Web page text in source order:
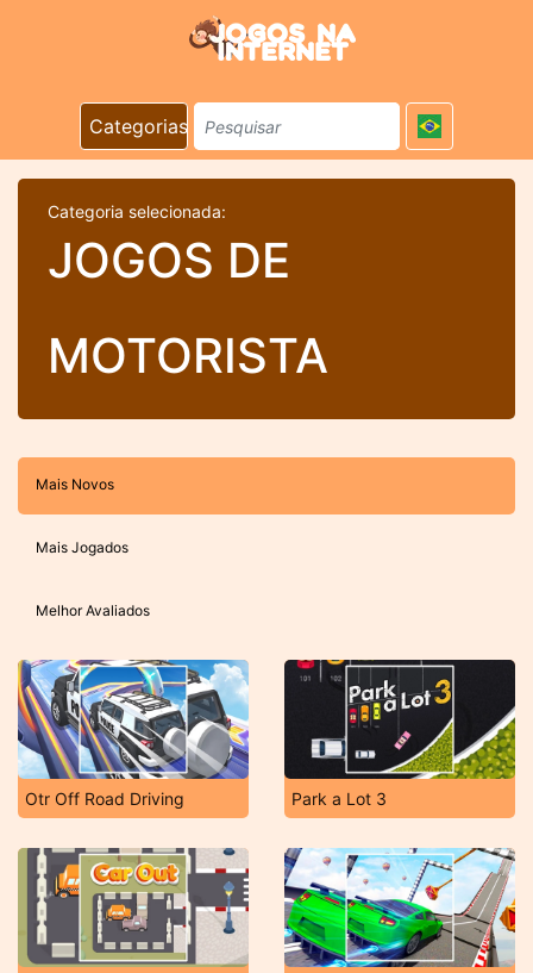
Categorias
Categoria selecionada:
JOGOS DE
MOTORISTA
Mais Novos
Mais Jogados
Melhor Avaliados
Otr Off Road Driving Park a Lot 3